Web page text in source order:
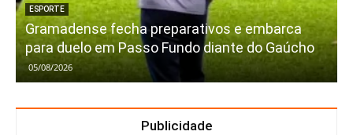
ESPORTE
Gramadense fecha preparativos e embarca
para duelo em Passo Fundo diante do Gaúcho
05/08/2026
Publicidade